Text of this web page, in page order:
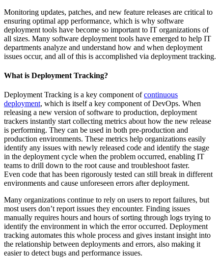
Monitoring updates, patches, and new feature releases are critical to
ensuring optimal app performance, which is why software
deployment tools have become so important to IT organizations of
all sizes. Many software deployment tools have emerged to help IT
departments analyze and understand how and when deployment
issues occur, and all of this is accomplished via deployment tracking.
What is Deployment Tracking?
Deployment Tracking is a key component ofcontinuous
deployment, which is itself a key component of DevOps. When
releasing a new version of software to production, deployment
trackers instantly start collecting metrics about how the new release
is performing. They can be used in both pre-production and
production environments. These metrics help organizations easily
identify any issues with newly released code and identify the stage
in the deployment cycle when the problem occurred, enabling IT
teams to drill down to the root cause and troubleshoot faster.
Even code that has been rigorously tested can still break in different
environments and cause unforeseen errors after deployment.
Many organizations continue to rely on users to report failures, but
most users don’t report issues they encounter. Finding issues
manually requires hours and hours of sorting through logs trying to
identify the environment in which the error occurred. Deployment
tracking automates this whole process and gives instant insight into
the relationship between deployments and errors, also making it
easier to detect bugs and performance issues.